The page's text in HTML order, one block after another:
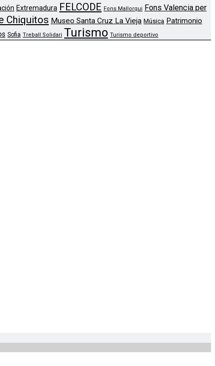
Extremadura FELCODE Fons Mallorqui Fons Valencia per
Chiquitos Museo Santa Cruz La Vieja Música Patrimonio
Sofia Treball Solidari Turismo Turismo deportivo